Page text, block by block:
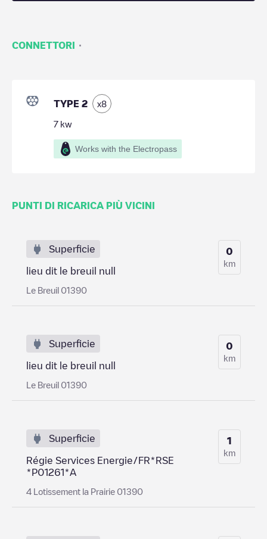
CONNETTORI ·
TYPE 2 x8
7 kw
Works with the Electropass
PUNTI DI RICARICA PIÙ VICINI
Superficie
lieu dit le breuil null
Le Breuil 01390
0
km
Superficie
lieu dit le breuil null
Le Breuil 01390
0
km
Superficie
Régie Services Energie/FR*RSE
*P01261*A
4 Lotissement la Prairie 01390
1
km